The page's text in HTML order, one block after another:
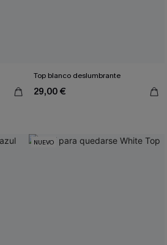
Top blanco deslumbrante
29,00 €
NUEVO